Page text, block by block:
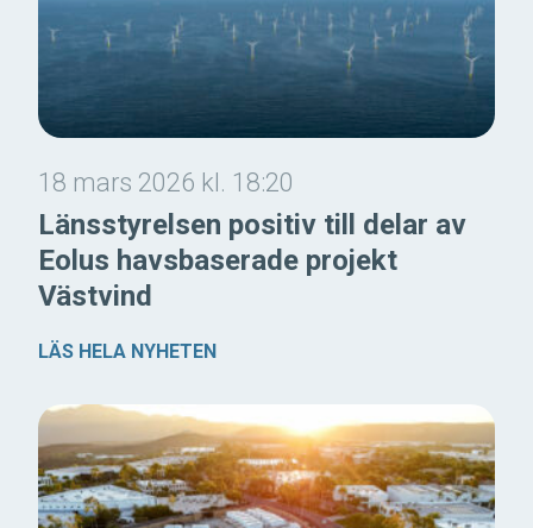
18 mars 2026 kl. 18:20
Länsstyrelsen positiv till delar av
Eolus havsbaserade projekt
Västvind
LÄS HELA NYHETEN